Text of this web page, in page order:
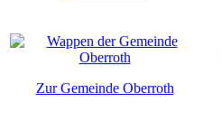
Zur Gemeinde Oberroth